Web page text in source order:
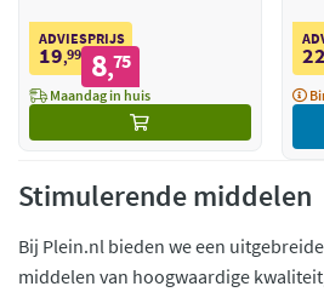
ADVIESPRIJS
19,99 8,75
Maandag in huis
22
Stimulerende middelen
Bij Plein.nl bieden we een
middelen van hoogwaardige